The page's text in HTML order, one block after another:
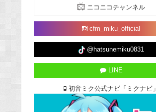
ニコニコチャンネル
cfm_miku_official
@hatsunemiku0831
LINE
初音ミク公式ナビ「ミクナビ」